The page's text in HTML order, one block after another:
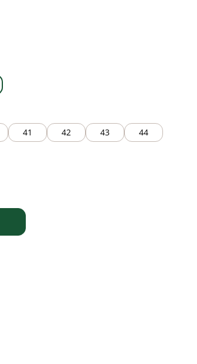
41 42 43
44
Wert ein oder